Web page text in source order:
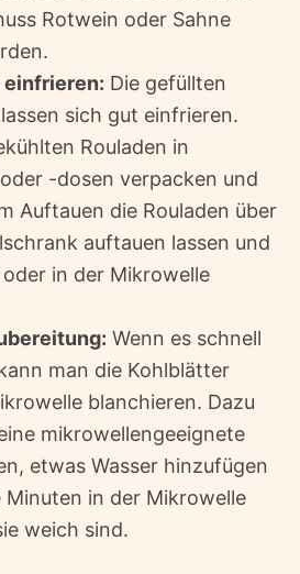
Rotwein oder Sahne
einfrieren: Die gefüllten
sich gut einfrieren.
Rouladen in
-dosen verpacken und
Auftauen die Rouladen über
auftauen lassen und
in der Mikrowelle
Wenn es schnell
man die Kohlblätter
blanchieren. Dazu
mikrowellengeeignete
etwas Wasser hinzufügen
Minuten in der Mikrowelle
weich sind.